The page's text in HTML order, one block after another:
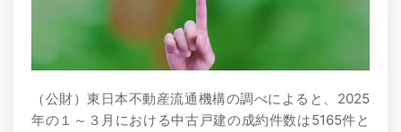
（公財）東日本不動産流通機構の調べによると、2025
年の１～３月における中古戸建の成約件数は5165件と